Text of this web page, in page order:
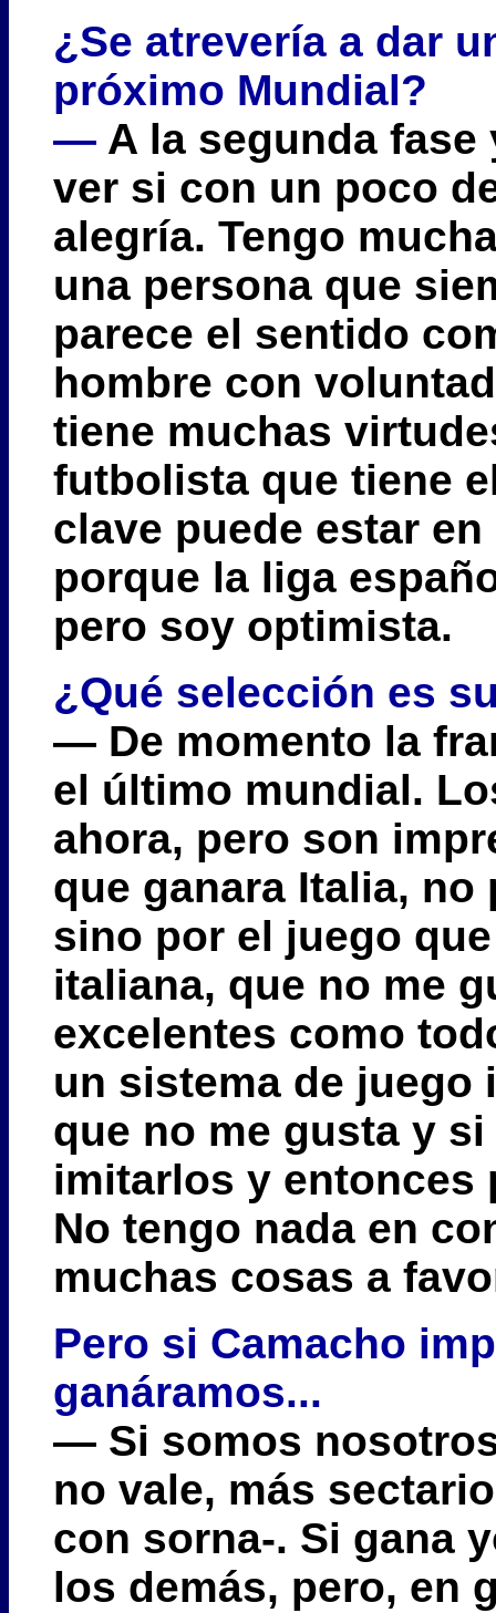
¿Se atrevería a dar
próximo Mundial?
— A la segunda
ver si con un poco
alegría. Tengo
una persona que
parece el sentido
hombre con
tiene muchas
futbolista que tiene
clave puede estar
porque la liga
pero soy optimista.
¿Qué selección es
— De momento la
el último mundial.
ahora, pero son
que ganara Italia,
sino por el juego
italiana, que no me
excelentes como
un sistema de juego
que no me gusta y
imitarlos y entonces
No tengo nada en
muchas cosas a
Pero si Camacho
ganáramos...
— Si somos
no vale, más
con sorna-. Si gana
los demás, pero, en